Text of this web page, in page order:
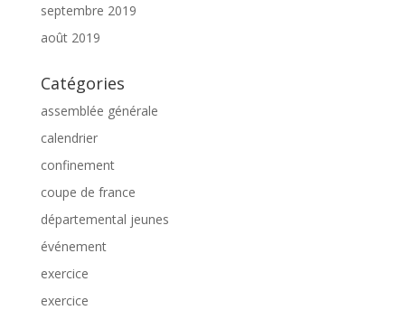
septembre 2019
août 2019
Catégories
assemblée générale
calendrier
confinement
coupe de france
départemental jeunes
événement
exercice
exercice